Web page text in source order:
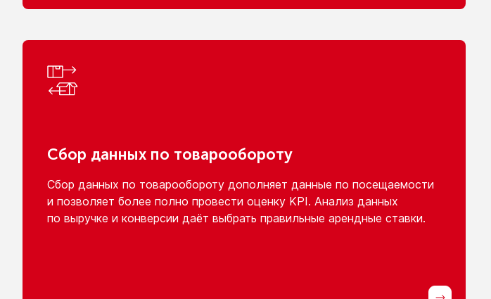
Сбор данных по товарообороту
Сбор данных по товарооборотудополняет данные по посещаемости
и позволяет более полно провести оценку KPI. Анализ данных
по выручке и конверсии даёт выбрать правильные арендные ставки.